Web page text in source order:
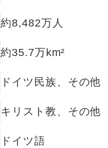
約8,482万人
約35.7万km²
ドイツ民族、その他
キリスト教、その他
ドイツ語